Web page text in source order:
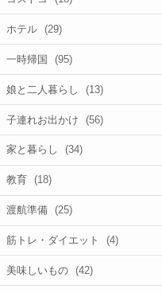
ホテル (29)
一時帰国 (95)
娘と二人暮らし (13)
子連れお出かけ (56)
家と暮らし (34)
教育 (18)
渡航準備 (25)
筋トレ・ダイエット (4)
美味しいもの (42)